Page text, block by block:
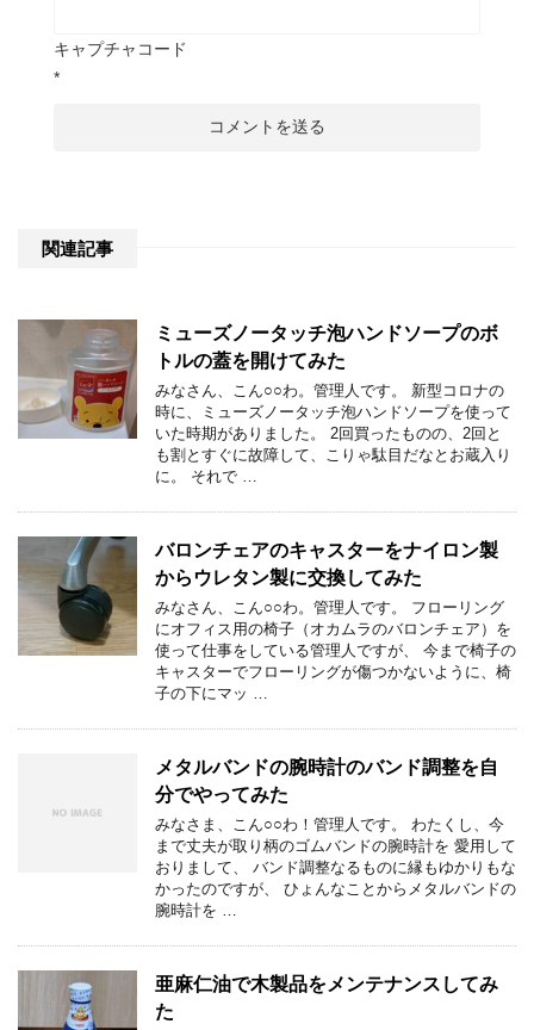
キャプチャコード
*
関連記事
ミューズノータッチ泡ハンドソープのボ
トルの蓋を開けてみた
みなさん、こん○○わ。管理人です。 新型コロナの
時に、ミューズノータッチ泡ハンドソープを使って
いた時期がありました。 2回買ったものの、2回と
も割とすぐに故障して、こりゃ駄目だなとお蔵入り
に。 それで …
バロンチェアのキャスターをナイロン製
からウレタン製に交換してみた
みなさん、こん○○わ。管理人です。 フローリング
にオフィス用の椅子（オカムラのバロンチェア）を
使って仕事をしている管理人ですが、 今まで椅子の
キャスターでフローリングが傷つかないように、椅
子の下にマッ …
メタルバンドの腕時計のバンド調整を自
分でやってみた
みなさま、こん○○わ！管理人です。 わたくし、今
まで丈夫が取り柄のゴムバンドの腕時計を 愛用して
おりまして、 バンド調整なるものに縁もゆかりもな
かったのですが、 ひょんなことからメタルバンドの
腕時計を …
亜麻仁油で木製品をメンテナンスしてみ
た